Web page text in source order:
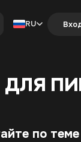
RU
ДЛЯ
по теме